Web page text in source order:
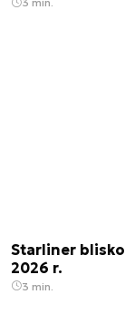
Starliner
2026 r.
3 min.